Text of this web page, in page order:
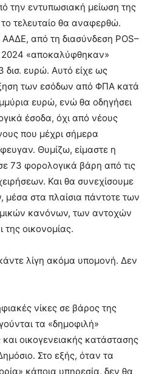
την εντυπωσιακή μείωση της
τελευταίο θα αναφερθώ.
από τη διασύνδεση POS–
«αποκαλύφθηκαν»
δισ. ευρώ. Αυτό είχε ως
των εσόδων από ΦΠΑ κατά
ευρώ, ενώ θα οδηγήσει
έσοδα, όχι από νέους
που μέχρι σήμερα
Θυμίζω, είμαστε η
73 φορολογικά βάρη από τις
Και θα συνεχίσουμε
μέσα στα πλαίσια πάντοτε των
κανόνων, των αντοχών
οικονομίας.
λίγη ακόμα υπομονή. Δεν
νίκες σε βάρος της
τα «δημοφιλή»
και οικογενειακής κατάστασης
Στο εξής, όταν τα
κάποια υπηρεσία, δεν θα